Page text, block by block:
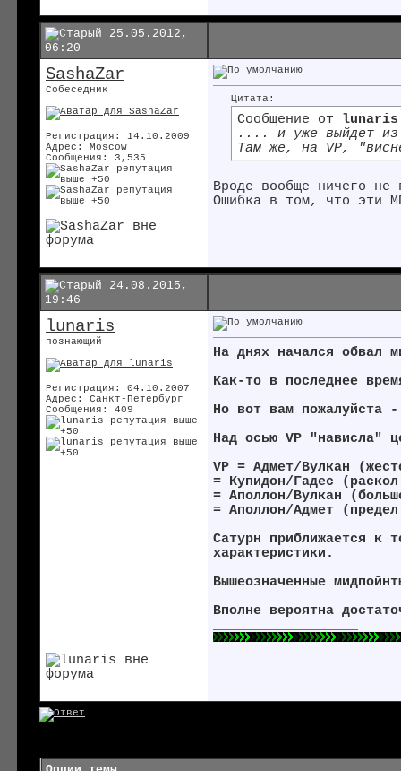
25.05.2012,
06:20
SashaZar
Собеседник
Регистрация: 14.10.2009
Адрес: Moscow
Сообщения: 3,535
Цитата:
Сообщение от lunaris
.... и уже выйдет из
Там же, на VP,
Вроде вообще ничего не
Ошибка в том, что эти
24.08.2015,
19:46
lunaris
познающий
Регистрация: 04.10.2007
Адрес: Санкт-Петербург
Сообщения: 409
На днях начался обвал
Как-то в последнее
Но вот вам пожалуйста -
Над осью VP "нависла"
VP = Адмет/Вулкан
= Купидон/Гадес
= Аполлон/Вулкан
= Аполлон/Адмет
Сатурн приближается к
характеристики.
Вышеозначенные
Вполне вероятна